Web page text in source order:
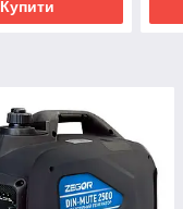
Купити